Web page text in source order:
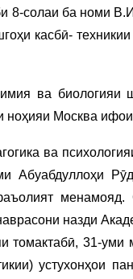
8-солаи ба номи
касбӣ-
ва
ноҳияи Москва
ва
Абуабдуллоҳи
менамояд.
назди
томактабӣ, 31-
устухонҳои